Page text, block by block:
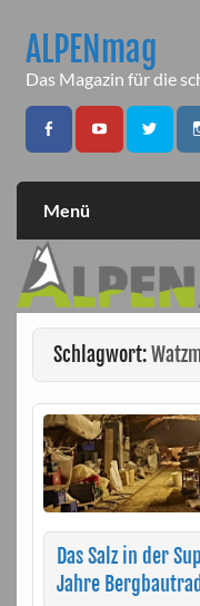
contentALPENmag
Das Magazin für die
Menü
Schlagwort:
Das Salz in der
Jahre